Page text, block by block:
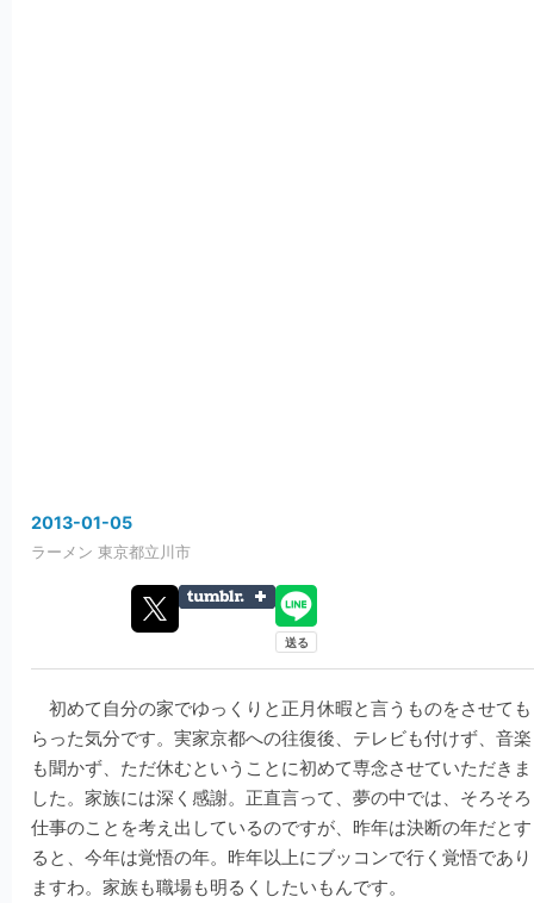
2013-01-05
ラーメン 東京都立川市
初めて自分の家でゆっくりと正月休暇と言うものをさせても
らった気分です。実家京都への往復後、テレビも付けず、音楽
も聞かず、ただ休むということに初めて専念させていただきま
した。家族には深く感謝。正直言って、夢の中では、そろそろ
仕事のことを考え出しているのですが、昨年は決断の年だとす
ると、今年は覚悟の年。昨年以上にブッコンで行く覚悟であり
ますわ。家族も職場も明るくしたいもんです。